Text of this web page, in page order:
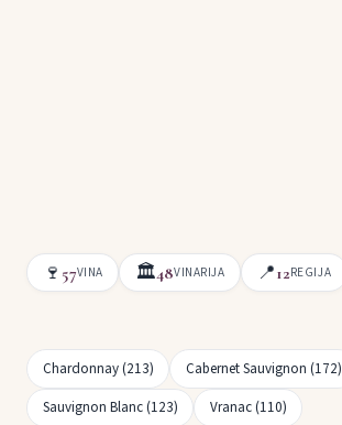
🍷 57VINA 🏛48VINARIJA 📍12REGIJA
Chardonnay (213) Cabernet Sauvignon (172)
Sauvignon Blanc (123)
Vranac (110)